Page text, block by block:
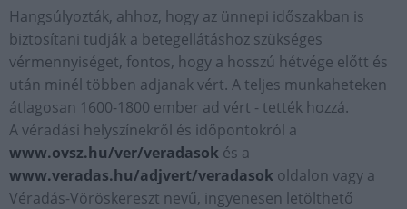
Hangsúlyozták, ahhoz, hogy az ünnepi időszakban is
biztosítani tudják a betegellátáshoz szükséges
vérmennyiséget, fontos, hogy a hosszú hétvége előtt és
után minél többen adjanak vért. A teljes munkaheteken
átlagosan 1600-1800 ember ad vért - tették hozzá.
A véradási helyszínekről és időpontokról a
www.ovsz.hu/ver/veradasok és a
www.veradas.hu/adjvert/veradasok oldalon vagy a
Véradás-Vöröskereszt nevű, ingyenesen letölthető